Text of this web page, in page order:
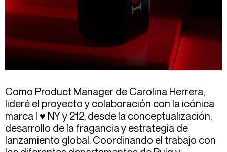
Como Product Manager de Carolina Herrera,
lideré el proyecto y colaboración con la icónica
marca I ♥ NY y 212, desde la conceptualización,
desarrollo de la fragancia y estrategia de
lanzamiento global. Coordinando el trabajo con